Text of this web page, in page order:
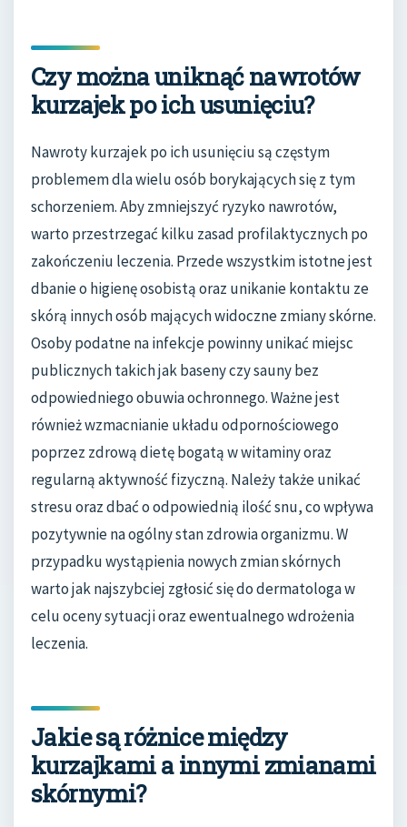
Czy można uniknąć nawrotów
kurzajek po ich usunięciu?
Nawroty kurzajek po ich usunięciu są częstym
problemem dla wielu osób borykających się z tym
schorzeniem. Aby zmniejszyć ryzyko nawrotów,
warto przestrzegać kilku zasad profilaktycznych po
zakończeniu leczenia. Przede wszystkim istotne jest
dbanie o higienę osobistą oraz unikanie kontaktu ze
skórą innych osób mających widoczne zmiany skórne.
Osoby podatne na infekcje powinny unikać miejsc
publicznych takich jak baseny czy sauny bez
odpowiedniego obuwia ochronnego. Ważne jest
również wzmacnianie układu odpornościowego
poprzez zdrową dietę bogatą w witaminy oraz
regularną aktywność fizyczną. Należy także unikać
stresu oraz dbać o odpowiednią ilość snu, co wpływa
pozytywnie na ogólny stan zdrowia organizmu. W
przypadku wystąpienia nowych zmian skórnych
warto jak najszybciej zgłosić się do dermatologa w
celu oceny sytuacji oraz ewentualnego wdrożenia
leczenia.
Jakie są różnice między
kurzajkami a innymi zmianami
skórnymi?